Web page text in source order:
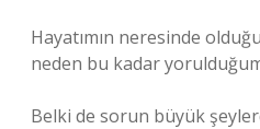
Hayatımın neresinde
neden bu kadar
Belki de sorun büyük